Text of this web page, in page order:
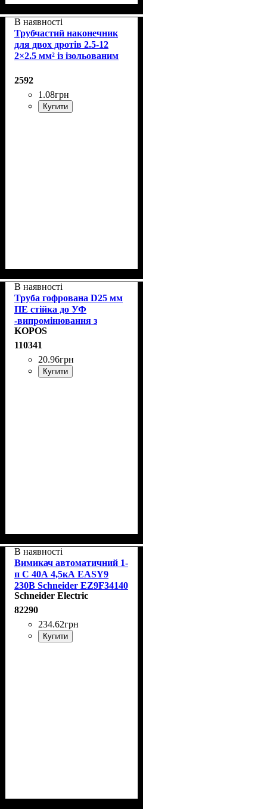
В наявності
Трубчастий наконечник
для двох дротів 2.5-12
2×2.5 мм² із ізольованим
2592
1 .08грн
Купити
В наявності
Труба гофрована D25 мм
ПЕ стійка до УФ
-випромінювання з
протяжкою KOPOS
2325/LPE-1_F50DU
KOPOS
110341
20.96грн
Купити
В наявності
Вимикач автоматичний 1-
п С 40А 4,5кА EASY9
230В Schneider EZ9F34140
Schneider Electric
82290
234.62грн
Купити